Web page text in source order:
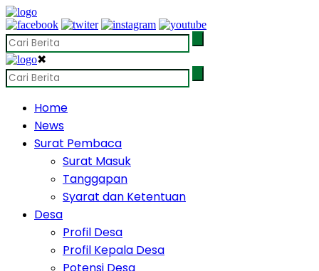
✖
Home
News
Surat Pembaca
Surat Masuk
Tanggapan
Syarat dan Ketentuan
Desa
Profil Desa
Profil Kepala Desa